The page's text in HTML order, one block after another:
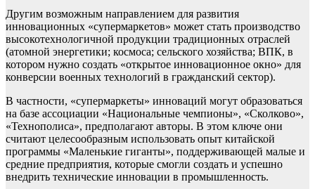
Другим возможным направлением для развития
инновационных «супермаркетов» может стать производство
высокотехнологичной продукции традиционных отраслей
(атомной энергетики; космоса; сельского хозяйства; ВПК, в
котором нужно создать «открытое инновационное окно» для
конверсии военных технологий в гражданский сектор).
В частности, «супермаркеты» инноваций могут образоваться
на базе ассоциации «Национальные чемпионы», «Сколково»,
«Технополиса», предполагают авторы. В этом ключе они
считают целесообразным использовать опыт китайской
программы «Маленькие гиганты», поддерживающей малые и
средние предприятия, которые смогли создать и успешно
внедрить технические инновации в промышленность.